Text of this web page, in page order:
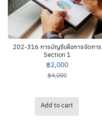
202-316 การบัญชีเพื่อการจัดการ
Section 1
฿4,000
฿2,000
Add to cart